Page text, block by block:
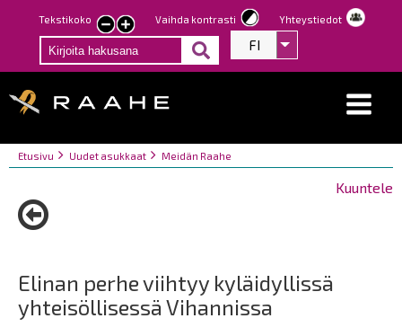
Hyppää
pääsisältöön
Tekstikoko
Pienennä
tekstin
kokoa
Suurenna
tekstin
kokoa
Vaihda kontrasti Yhteystiedot
FI Listaa
Breadcrumbs
You
here:
Etusivu Uudet asukkaat Meidän Raahe
Kuuntele
Elinan perhe viihtyy kyläidyllissä
yhteisöllisessä Vihannissa